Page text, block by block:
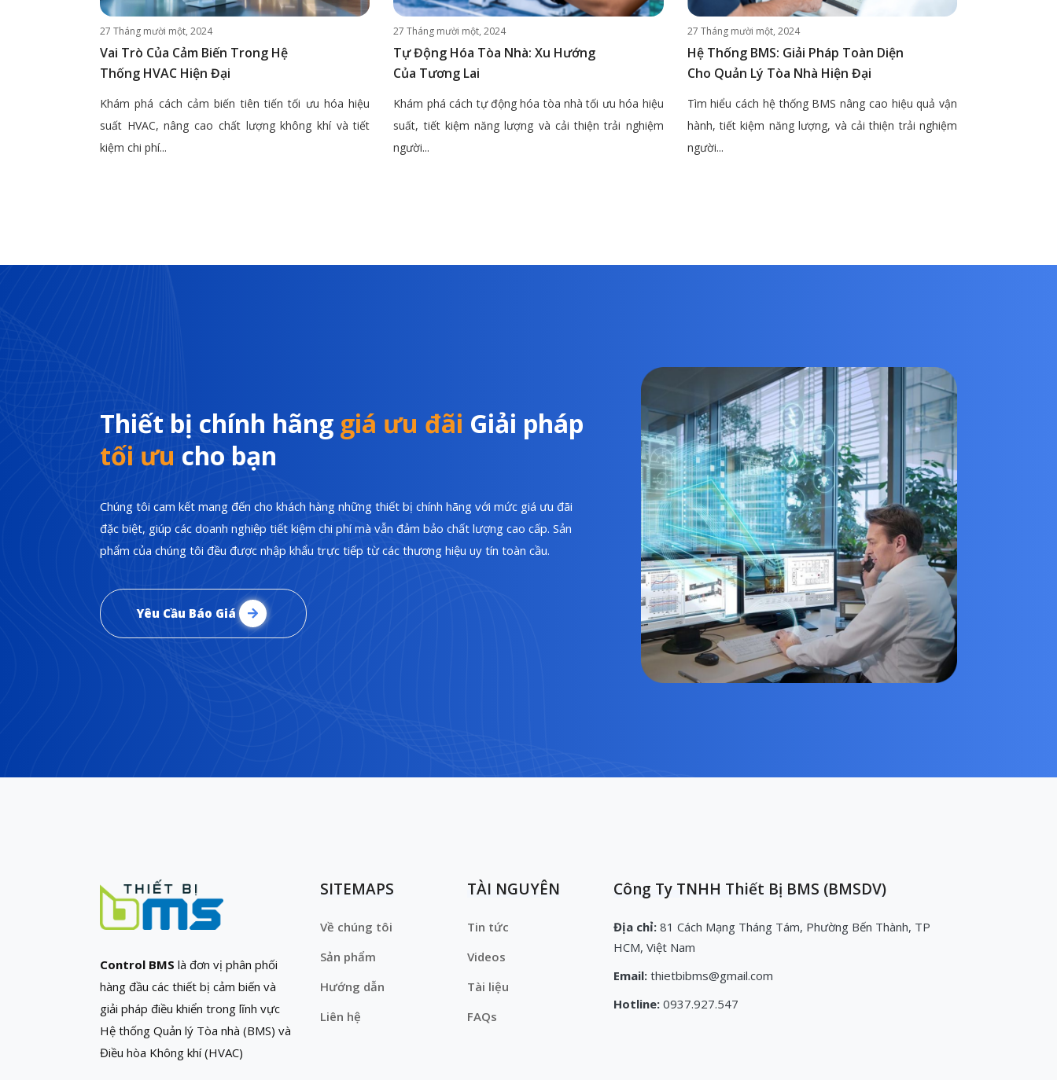
27 Tháng mười một, 2024
Vai Trò Của Cảm Biến Trong Hệ
Thống HVAC Hiện Đại
Khám phá cách cảm biến tiên tiến tối ưu hóa hiệu
suất HVAC, nâng cao chất lượng không khí và tiết
kiệm chi phí...
27 Tháng mười một, 2024
Tự Động Hóa Tòa Nhà: Xu Hướng
Của Tương Lai
Khám phá cách tự động hóa tòa nhà tối ưu hóa hiệu
suất, tiết kiệm năng lượng và cải thiện trải nghiệm
người...
27 Tháng mười một, 2024
Hệ Thống BMS: Giải Pháp Toàn Diện
Cho Quản Lý Tòa Nhà Hiện Đại
Tìm hiểu cách hệ thống BMS nâng cao hiệu quả vận
hành, tiết kiệm năng lượng, và cải thiện trải nghiệm
người...
Thiết bị chính hãng giá ưu đãi Giải pháp
tối ưu cho bạn
Chúng tôi cam kết mang đến cho khách hàng những thiết bị chính hãng với mức giá ưu đãi
đặc biệt, giúp các doanh nghiệp tiết kiệm chi phí mà vẫn đảm bảo chất lượng cao cấp. Sản
phẩm của chúng tôi đều được nhập khẩu trực tiếp từ các thương hiệu uy tín toàn cầu.
Yêu Cầu Báo Giá
Control BMS là đơn vị phân phối
hàng đầu các thiết bị cảm biến và
giải pháp điều khiển trong lĩnh vực
Hệ thống Quản lý Tòa nhà (BMS) và
Điều hòa Không khí (HVAC)
SITEMAPS
Về chúng tôi
Sản phẩm
Hướng dẫn
Liên hệ
TÀI NGUYÊN
Tin tức
Videos
Tài liệu
FAQs
Công Ty TNHH Thiết Bị BMS (BMSDV)
Địa chỉ: 81 Cách Mạng Tháng Tám, Phường Bến Thành, TP
HCM, Việt Nam
Email: thietbibms@gmail.com
Hotline: 0937.927.547